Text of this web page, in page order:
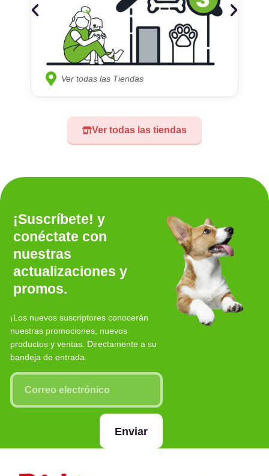
Ver todas las tiendas
Ver todas las Tiendas
¡Suscríbete! y
conéctate con
nuestras
actualizaciones y
promos.
¡Los nuevos suscriptores conocerán
nuestras promociones, nuevos
productos y ventas. Directamente a su
bandeja de entrada.
Enviar